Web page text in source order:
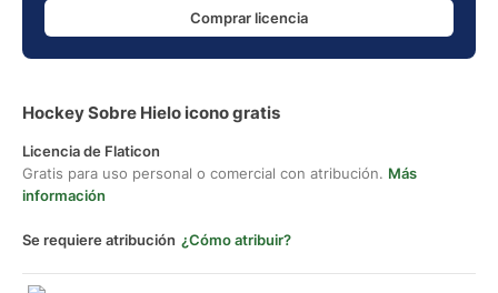
Comprar licencia
Hockey Sobre Hielo icono gratis
Licencia de Flaticon
Gratis para uso personal o comercial con atribución. Más
información
Se requiere atribución ¿Cómo atribuir?